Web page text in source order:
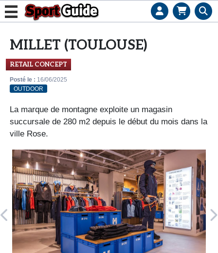
e
b
u
s
i
e
s
s
d
e
s
e
n
s
e
i
g
MILLET (TOULOUSE)
RETAIL CONCEPT
Posté le : 16/06/2025
OUTDOOR
La marque de montagne exploite un magasin
succursale de 280 m2 depuis le début du mois dans la
ville Rose.